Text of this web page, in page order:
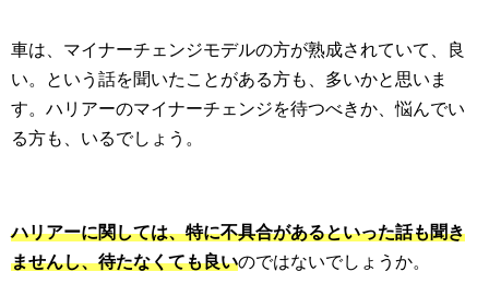
車は、マイナーチェンジモデルの方が熟成されていて、良
い。という話を聞いたことがある方も、多いかと思いま
す。ハリアーのマイナーチェンジを待つべきか、悩んでい
る方も、いるでしょう。
ハリアーに関しては、特に不具合があるといった話も聞き
ませんし、待たなくても良いのではないでしょうか。